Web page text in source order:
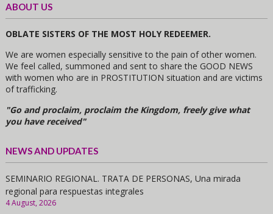
ABOUT US
OBLATE SISTERS OF THE MOST HOLY REDEEMER.
We are women especially sensitive to the pain of other women.
We feel called, summoned and sent to share the GOOD NEWS
with women who are in PROSTITUTION situation and are victims
of trafficking.
"Go and proclaim, proclaim the Kingdom, freely give what
you have received"
NEWS AND UPDATES
SEMINARIO REGIONAL. TRATA DE PERSONAS, Una mirada
regional para respuestas integrales
4 August, 2026